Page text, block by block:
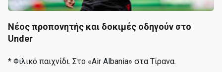
Νέος προπονητής και δοκιμές οδηγούν στο
Under
* Φιλικό παιχνίδι. Στο «Air Albania» στα Τίρανα.